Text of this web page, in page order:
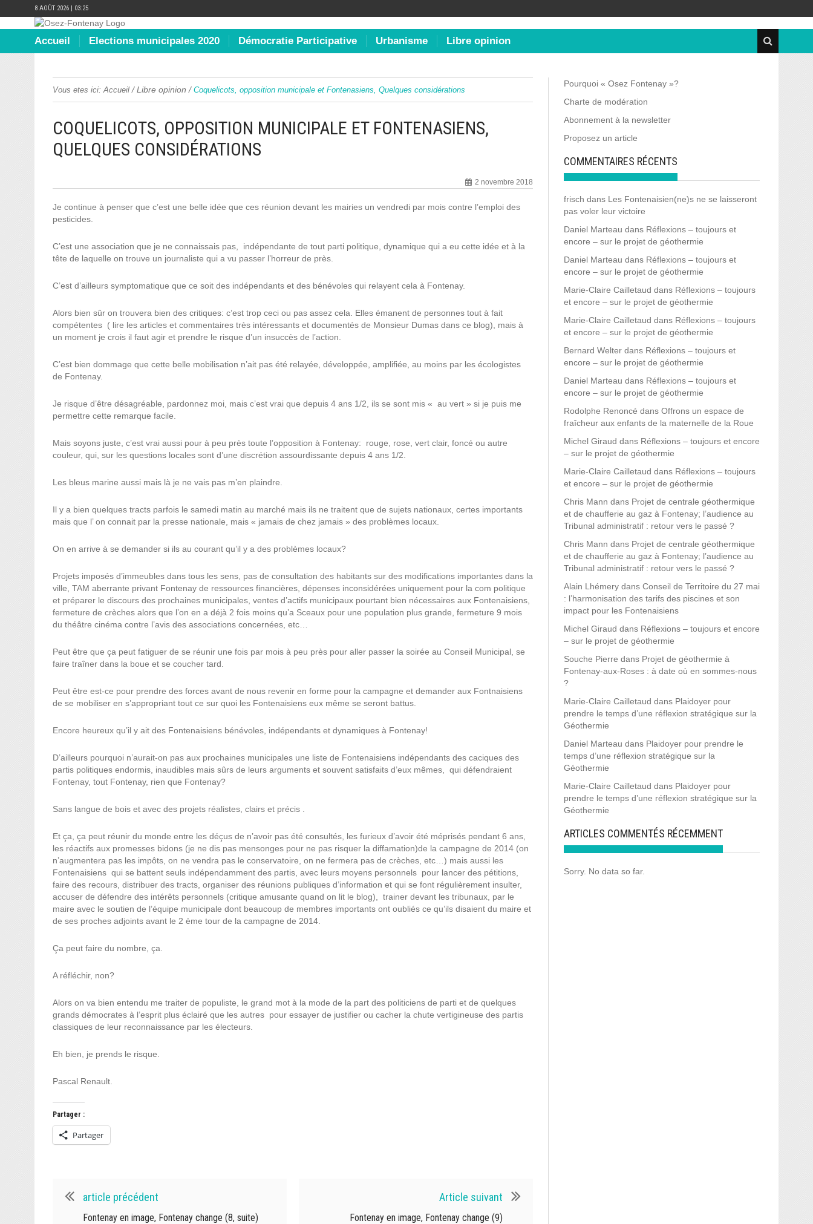
8 AOÛT 2026 | 03:25
Accueil Elections municipales 2020 Démocratie Participative Urbanisme Libre opinion
Vous etes ici: Accueil /Libre opinion / Coquelicots, opposition municipale et Fontenasiens, Quelques considérations
COQUELICOTS, OPPOSITION MUNICIPALE ET FONTENASIENS,
QUELQUES CONSIDÉRATIONS
2 novembre 2018
Je continue à penser que c’est une belle idée que ces réunion devant les mairies un vendredi par mois contre l’emploi des
pesticides.
C’est une association que je ne connaissais pas,
indépendante de tout parti politique, dynamique qui a eu cette idée et à la
tête de laquelle on trouve un journaliste qui a vu passer l’horreur de près.
C’est d’ailleurs symptomatique que ce soit des indépendants et des bénévoles qui relayent cela à Fontenay.
Alors bien sûr on trouvera bien des critiques: c’est trop ceci ou pas assez cela. Elles émanent de personnes tout à fait
compétentes ( lire les articles et commentaires très intéressants et documentés de Monsieur Dumas dans ce blog), mais à
un moment je crois il faut agir et prendre le risque d’un insuccès de l’action.
C’est bien dommage que cette belle mobilisation n’ait pas été relayée, développée, amplifiée, au moins par les écologistes
de Fontenay.
Je risque d’être désagréable, pardonnez moi, mais c’est vrai que depuis 4 ans 1/2, ils se sont mis « au vert » si je puis me
permettre cette remarque facile.
Mais soyons juste, c’est vrai aussi pour à peu près toute l’opposition à Fontenay:
rouge, rose, vert clair, foncé ou autre
couleur, qui, sur les questions locales sont d’une discrétion assourdissante depuis 4 ans 1/2.
Les bleus marine aussi mais là je ne vais pas m’en plaindre.
Il y a bien quelques tracts parfois le samedi matin au marché mais ils ne traitent que de sujets nationaux, certes importants
mais que l’ on connait par la presse nationale, mais « jamais de chez jamais » des problèmes locaux.
On en arrive à se demander si ils au courant qu’il y a des problèmes locaux?
Projets imposés d’immeubles dans tous les sens, pas de consultation des habitants sur des modifications importantes dans la
ville, TAM aberrante privant Fontenay de ressources financières, dépenses inconsidérées uniquement pour la com politique
et préparer le discours des prochaines municipales, ventes d’actifs municipaux pourtant bien nécessaires aux Fontenaisiens,
fermeture de crèches alors que l’on en a déjà 2 fois moins qu’a Sceaux pour une population plus grande, fermeture 9 mois
du théâtre cinéma contre l’avis des associations concernées, etc…
Peut être que ça peut fatiguer de se réunir une fois par mois à peu près pour aller passer la soirée au Conseil Municipal, se
faire traîner dans la boue et se coucher tard.
Peut être est-ce pour prendre des forces avant de nous revenir en forme pour la campagne et demander aux Fontnaisiens
de se mobiliser en s’appropriant tout ce sur quoi les Fontenaisiens eux même se seront battus.
Encore heureux qu’il y ait des Fontenaisiens bénévoles, indépendants et dynamiques à Fontenay!
D’ailleurs pourquoi n’aurait-on pas aux prochaines municipales une liste de Fontenaisiens indépendants des caciques des
partis politiques endormis, inaudibles mais sûrs de leurs arguments et souvent satisfaits d’eux mêmes,
qui défendraient
Fontenay, tout Fontenay, rien que Fontenay?
Sans langue de bois et avec des projets réalistes, clairs et précis .
Et ça, ça peut réunir du monde entre les déçus de n’avoir pas été consultés, les furieux d’avoir été méprisés pendant 6 ans,
les réactifs aux promesses bidons (je ne dis pas mensonges pour ne pas risquer la diffamation)de la campagne de 2014 (on
n’augmentera pas les impôts, on ne vendra pas le conservatoire, on ne fermera pas de crèches, etc…) mais aussi les
Fontenaisiens qui se battent seuls indépendamment des partis, avec leurs moyens personnels pour lancer des pétitions,
faire des recours, distribuer des tracts, organiser des réunions publiques d’information et qui se font régulièrement insulter,
accuser de défendre des intérêts personnels (critique amusante quand on lit le blog),
trainer devant les tribunaux, par le
maire avec le soutien de l’équipe municipale dont beaucoup de membres importants ont oubliés ce qu’ils disaient du maire et
de ses proches adjoints avant le 2 ème tour de la campagne de 2014.
Ça peut faire du nombre, ça.
A réfléchir, non?
Alors on va bien entendu me traiter de populiste, le grand mot à la mode de la part des politiciens de parti et de quelques
grands démocrates à l’esprit plus éclairé que les autres pour essayer de justifier ou cacher la chute vertigineuse des partis
classiques de leur reconnaissance par les électeurs.
Eh bien, je prends le risque.
Pascal Renault.
Partager :
Partager
article précédent
Fontenay en image, Fontenay change (8, suite)
Article suivant
Fontenay en image, Fontenay change (9)
Pourquoi « Osez Fontenay »?
Charte de modération
Abonnement à la newsletter
Proposez un article
COMMENTAIRES RÉCENTS
frisch dans Les Fontenaisien(ne)s ne se laisseront
pas voler leur victoire
Daniel Marteau dans Réflexions – toujours et
encore – sur le projet de géothermie
Daniel Marteau dans Réflexions – toujours et
encore – sur le projet de géothermie
Marie-Claire Cailletaud dans Réflexions – toujours
et encore – sur le projet de géothermie
Marie-Claire Cailletaud dans Réflexions – toujours
et encore – sur le projet de géothermie
Bernard Welter dans Réflexions – toujours et
encore – sur le projet de géothermie
Daniel Marteau dans Réflexions – toujours et
encore – sur le projet de géothermie
Rodolphe Renoncé dans Offrons un espace de
fraîcheur aux enfants de la maternelle de la Roue
Michel Giraud dans Réflexions – toujours et encore
– sur le projet de géothermie
Marie-Claire Cailletaud dans Réflexions – toujours
et encore – sur le projet de géothermie
Chris Mann dans Projet de centrale géothermique
et de chaufferie au gaz à Fontenay; l’audience au
Tribunal administratif : retour vers le passé ?
Chris Mann dans Projet de centrale géothermique
et de chaufferie au gaz à Fontenay; l’audience au
Tribunal administratif : retour vers le passé ?
Alain Lhémery dans Conseil de Territoire du 27 mai
: l’harmonisation des tarifs des piscines et son
impact pour les Fontenaisiens
Michel Giraud dans Réflexions – toujours et encore
– sur le projet de géothermie
Souche Pierre dans Projet de géothermie à
Fontenay-aux-Roses : à date où en sommes-nous
?
Marie-Claire Cailletaud dans Plaidoyer pour
prendre le temps d’une réflexion stratégique sur la
Géothermie
Daniel Marteau dans Plaidoyer pour prendre le
temps d’une réflexion stratégique sur la
Géothermie
Marie-Claire Cailletaud dans Plaidoyer pour
prendre le temps d’une réflexion stratégique sur la
Géothermie
ARTICLES COMMENTÉS RÉCEMMENT
Sorry. No data so far.